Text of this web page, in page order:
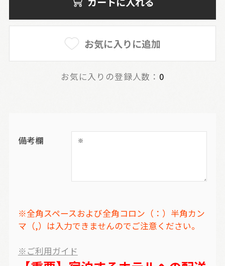
お気に入りに追加
お気に入りの登録人数： 0
備考欄
※全角スペースおよび全角コロン（：）半角カン
マ（,）は入力できませんのでご注意ください。
※ご利用ガイド